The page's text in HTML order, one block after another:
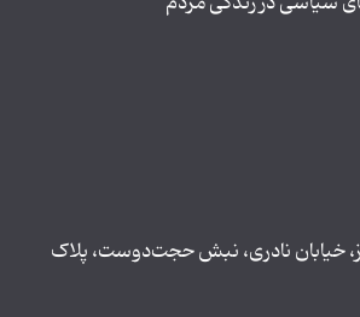
خیابان نادری، نبش حجت‌دوست، پلاک